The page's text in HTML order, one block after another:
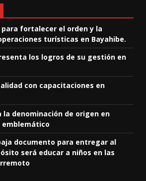
fortalecer el orden y la
turísticas en Bayahibe.
los logros de su gestión en
con capacitaciones en
la denominación de origen en
emblemático
documento para entregar al
será educar a niños en las